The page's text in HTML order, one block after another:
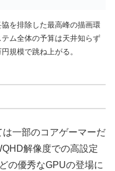
を排除した最高峰の描画環
ム全体の予算は天井知らず
規模で跳ね上がる。
一部のコアゲーマーだ
解像度での高設定
の優秀なGPUの登場に